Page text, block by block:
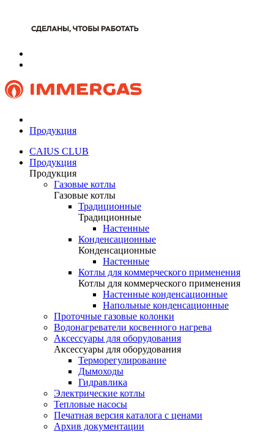
Продукция
CAIUS CLUB
Продукция
Продукция
Газовые котлы
Газовые котлы
Традиционные
Традиционные
Настенные
Конденсационные
Конденсационные
Настенные
Котлы для коммерческого применения
Котлы для коммерческого применения
Настенные конденсационные
Напольные конденсационные
Проточные газовые колонки
Водонагреватели косвенного нагрева
Аксессуары для оборудования
Аксессуары для оборудования
Терморегулирование
Дымоходы
Гидравлика
Электрические котлы
Тепловые насосы
Печатная версия каталога с ценами
Архив документации